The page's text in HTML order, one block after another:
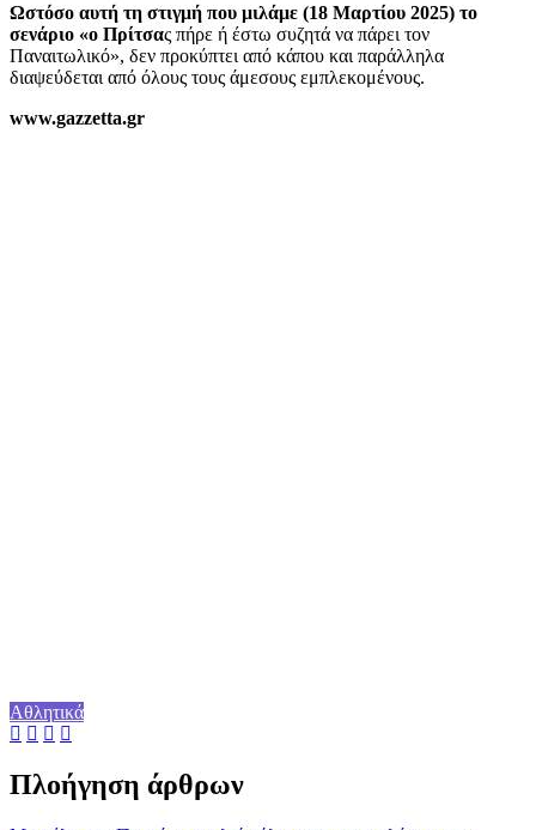
Ωστόσο αυτή τη στιγμή που μιλάμε (18 Μαρτίου 2025) το
σενάριο «ο Πρίτσας πήρε ή έστω συζητά να πάρει τον
Παναιτωλικό», δεν προκύπτει από κάπου και παράλληλα
διαψεύδεται από όλους τους άμεσους εμπλεκομένους.
www.gazzetta.gr
Αθλητικά
Πλοήγηση άρθρων